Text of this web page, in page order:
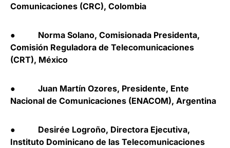
Comunicaciones (CRC), Colombia
● Norma Solano, Comisionada Presidenta,
Comisión Reguladora de Telecomunicaciones
(CRT), México
● Juan Martín Ozores, Presidente, Ente
Nacional de Comunicaciones (ENACOM), Argentina
● Desirée Logroño, Directora Ejecutiva,
Instituto Dominicano de las Telecomunicaciones